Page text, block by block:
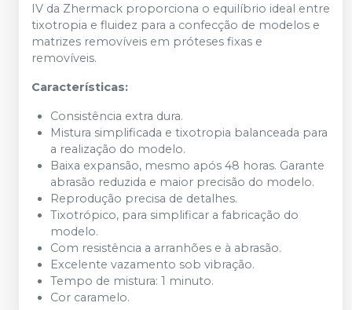
IV da Zhermack proporciona o equilíbrio ideal entre
tixotropia e fluidez para a confecção de modelos e
matrizes removíveis em próteses fixas e
removíveis.
Características:
Consistência extra dura.
Mistura simplificada e tixotropia balanceada para
a realização do modelo.
Baixa expansão, mesmo após 48 horas. Garante
abrasão reduzida e maior precisão do modelo.
Reprodução precisa de detalhes.
Tixotrópico, para simplificar a fabricação do
modelo.
Com resistência a arranhões e à abrasão.
Excelente vazamento sob vibração.
Tempo de mistura: 1 minuto.
Cor caramelo.